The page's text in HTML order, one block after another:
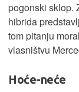
pogonski sklop.
hibrida
tom pitanju
vlasništvu
Hoće-neće